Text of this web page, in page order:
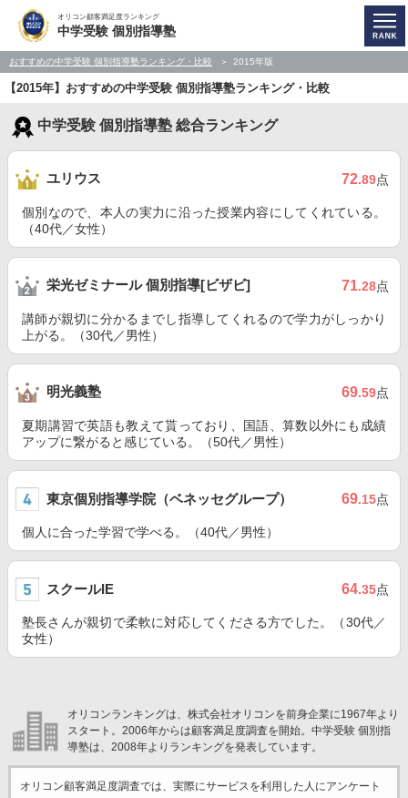
オリコン顧客満足度ランキング
中学受験 個別指導塾
おすすめの中学受験 個別指導塾ランキング・比較 2015年版
【2015年】おすすめの中学受験 個別指導塾ランキング・比較
中学受験 個別指導塾 総合ランキング
ユリウス 72.89点
個別なので、本人の実力に沿った授業内容にしてくれている。
（40代／女性）
栄光ゼミナール 個別指導[ビザビ] 71.28点
講師が親切に分かるまでし指導してくれるので学力がしっかり
上がる。（30代／男性）
明光義塾 69.59点
夏期講習で英語も教えて貰っており、国語、算数以外にも成績
アップに繋がると感じている。（50代／男性）
東京個別指導学院（ベネッセグループ） 69.15点
個人に合った学習で学べる。（40代／男性）
スクールIE 64.35点
塾長さんが親切で柔軟に対応してくださる方でした。（30代／
女性）
オリコンランキングは、株式会社オリコンを前身企業に1967年より
スタート。2006年からは顧客満足度調査を開始。中学受験 個別指
導塾は、2008年よりランキングを発表しています。
オリコン顧客満足度調査では、実際にサービスを利用した 人にアンケート